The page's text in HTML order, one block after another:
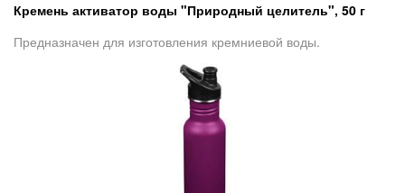
Кремень активатор воды "Природный целитель", 50 г
Предназначен для изготовления кремниевой воды.